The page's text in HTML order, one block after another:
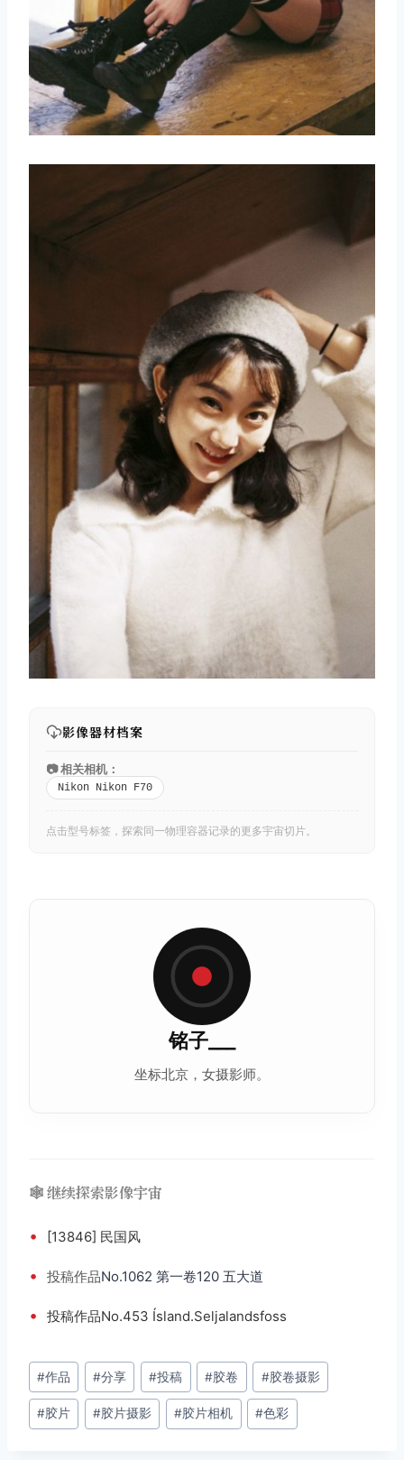
影像器材档案
📷 相关相机：
Nikon Nikon F70
点击型号标签，探索同一物理容器记录的更多宇宙切片。
铭子___
坐标北京，女摄影师。
🕸️ 继续探索影像宇宙
• [13846] 民国风
• 投稿作品No.1062 第一卷120 五大道
• 投稿作品No.453 Ísland.Seljalandsfoss
文
章
标
#作品 #分享 #投稿 #胶卷 #胶卷摄影
#胶片 #胶片摄影 #胶片相机 #色彩